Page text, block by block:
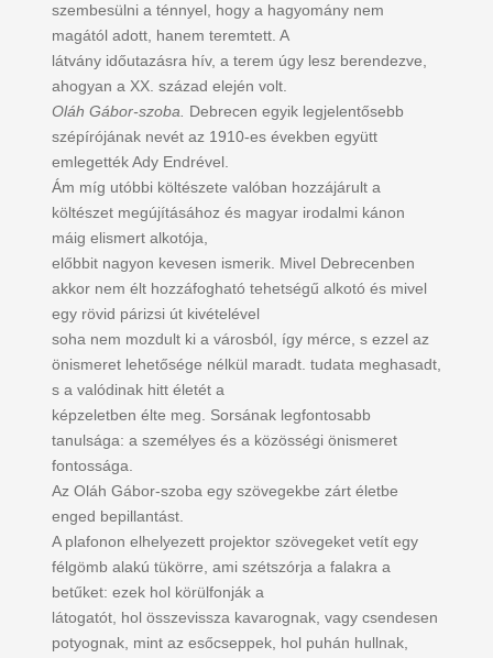
szembesülni a ténnyel, hogy a hagyomány nem
magától adott, hanem teremtett. A
látvány időutazásra hív, a terem úgy lesz berendezve,
ahogyan a XX. század elején volt.
Oláh Gábor-szoba.
Debrecen egyik legjelentősebb
szépírójának nevét az 1910-es években együtt
emlegették Ady Endrével.
Ám míg utóbbi költészete valóban hozzájárult a
költészet megújításához és magyar irodalmi kánon
máig elismert alkotója,
előbbit nagyon kevesen ismerik. Mivel Debrecenben
akkor nem élt hozzáfogható tehetségű alkotó és mivel
egy rövid párizsi út kivételével
soha nem mozdult ki a városból, így mérce, s ezzel az
önismeret lehetősége nélkül maradt. tudata meghasadt,
s a valódinak hitt életét a
képzeletben élte meg. Sorsának legfontosabb
tanulsága: a személyes és a közösségi önismeret
fontossága.
Az Oláh Gábor-szoba egy szövegekbe zárt életbe
enged bepillantást.
A plafonon elhelyezett projektor szövegeket vetít egy
félgömb alakú tükörre, ami szétszórja a falakra a
betűket: ezek hol körülfonják a
látogatót, hol összevissza kavarognak, vagy csendesen
potyognak, mint az esőcseppek, hol puhán hullnak,